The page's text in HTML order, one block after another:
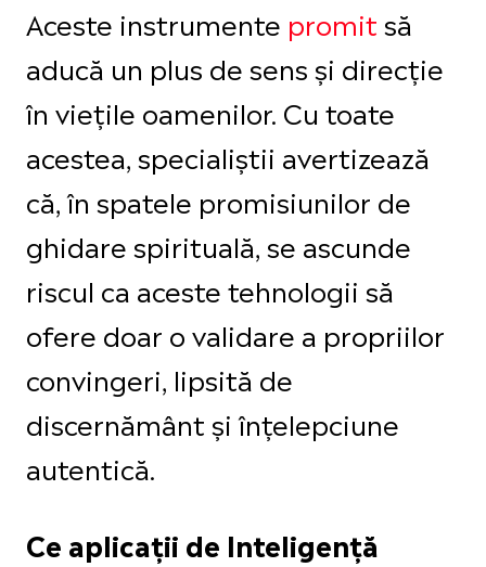
Aceste instrumente promitsă
aducă un plus de sens și direcție
în viețile oamenilor. Cu toate
acestea, specialiștii avertizează
că, în spatele promisiunilor de
ghidare spirituală, se ascunde
riscul ca aceste tehnologii să
ofere doar o validare a propriilor
convingeri, lipsită de
discernământ și înțelepciune
autentică.
Ce aplicații de Inteligență